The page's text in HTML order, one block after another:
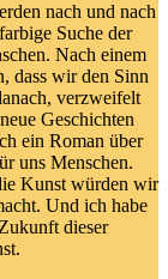
nach und nach
Suche der
Nach einem
dass wir den Sinn
verzweifelt
Geschichten
ein Roman über
uns Menschen.
Kunst würden wir
Und ich habe
dieser